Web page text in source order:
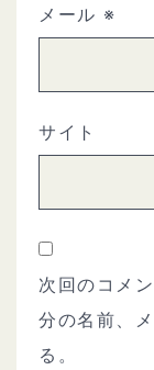
メール ※
サイト
次回のコメ
分の名前、
る。